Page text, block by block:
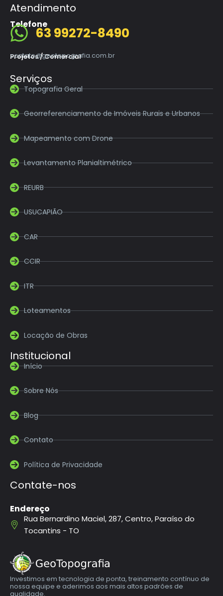
Atendimento
Telefone
63 99272-8490
Projetos / Comercial
contato@geotopografia.com.br
Serviços
Topografia Geral
Georreferenciamento de Imóveis Rurais e Urbanos
Mapeamento com Drone
Levantamento Planialtimétrico
REURB
USUCAPIÃO
CAR
CCIR
ITR
Loteamentos
Locação de Obras
Institucional
Início
Sobre Nós
Blog
Contato
Política de Privacidade
Contate-nos
Endereço
Rua Bernardino Maciel, 287, Centro, Paraíso do
Tocantins - TO
Investimos em tecnologia de ponta, treinamento contínuo de
nossa equipe e aderimos aos mais altos padrões de
qualidade.